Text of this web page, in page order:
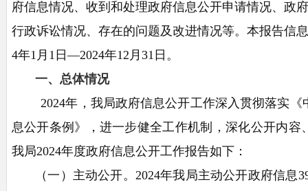
府信息情况、收到和处理政府信息公开申请情况、政
行政诉讼情况、存在的问题及改进情况等。本报告信
4年1月1日—2024年12月31日。
一、 总体情况
2024年， 我局政府信息公开工作深入贯彻落实《
息公开条例》
， 进一步健全工作机制，深化公开内容
我局2024年度政府信息公开工作报告如下：
（一） 主动公开。 2024年我局主动公开政府信息